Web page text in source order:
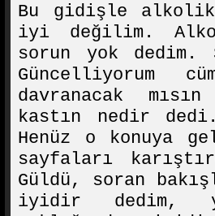
Bu gidişle alkolik
iyi değilim.
sorun yok dedim.
Güncelliyorum
davranacak
kastın nedir
Henüz o konuya
sayfaları
Güldü, soran
iyidir dedim,